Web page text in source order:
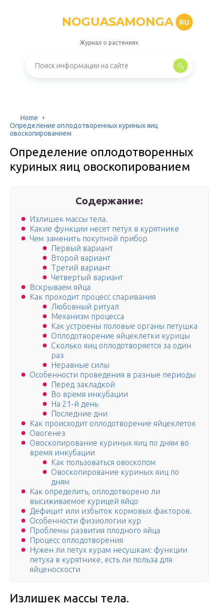
NOGUASAMONGA RU
Журнал о растениях
Home
Определение оплодотворенных куриных яиц
овоскопированием
Определение оплодотворенных
куриных яиц овоскопированием
Содержание:
Излишек массы тела.
Какие функции несет петух в курятнике
Чем заменить покупной прибор
Первый вариант
Второй вариант
Третий вариант
Четвертый вариант
Вскрываем яйца
Как проходит процесс спаривания
Любовный ритуал
Механизм процесса
Как устроены половые органы петушка
Оплодотворение яйцеклетки курицы
Сколько яиц оплодотворяется за один
раз
Неравные силы
Особенности проведения в разные периоды
Перед закладкой
Во время инкубации
На 21-й день
Последние дни
Как происходит оплодотворение яйцеклеток
Овогенез
Овоскопирование куриных яиц по дням во
время инкубации
Как пользоваться овоскопом
Овоскопирование куриных яиц по
дням
Как определить, оплодотворено ли
высиживаемое курицей яйцо
Дефицит или избыток кормовых факторов.
Особенности физиологии кур
Проблемы развития плодного яйца
Процесс оплодотворения
Нужен ли петух курам несушкам: функции
петуха в курятнике, есть ли польза для
яйценоскости
Излишек массы тела.